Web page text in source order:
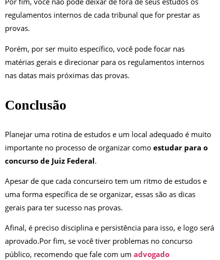
regulamentos internos de cada tribunal que for prestar as
provas.
Porém, por ser muito específico, você pode focar nas
matérias gerais e direcionar para os regulamentos internos
nas datas mais próximas das provas.
Conclusão
Planejar uma rotina de estudos e um local adequado é muito
importante no processo de organizar como estudar para o
concurso de Juiz Federal.
Apesar de que cada concurseiro tem um ritmo de estudos e
uma forma específica de se organizar, essas são as dicas
gerais para ter sucesso nas provas.
Afinal, é preciso disciplina e persistência para isso, e logo será
aprovado.Por fim, se você tiver problemas no concurso
público, recomendo que fale com um advogado